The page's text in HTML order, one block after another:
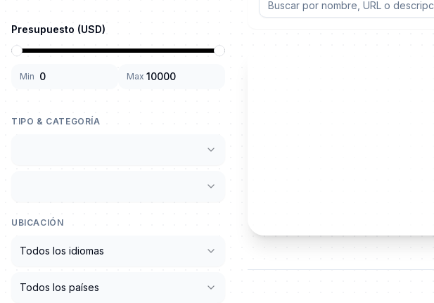
Presupuesto (USD)
Min Max
TIPO & CATEGORÍA
UBICACIÓN
Todos los idiomas
Todos los países